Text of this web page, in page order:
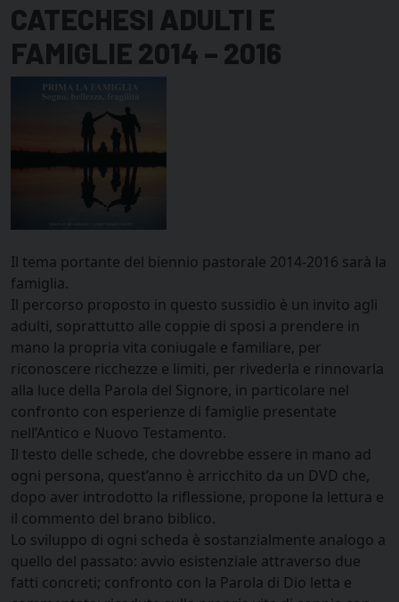
CATECHESI ADULTI E
FAMIGLIE 2014 – 2016
Il tema portante del biennio pastorale 2014-2016 sarà la
famiglia.
Il percorso proposto in questo sussidio è un invito agli
adulti, soprattutto alle coppie di sposi a prendere in
mano la propria vita coniugale e familiare, per
riconoscere ricchezze e limiti, per rivederla e rinnovarla
alla luce della Parola del Signore, in particolare nel
confronto con esperienze di famiglie presentate
nell’Antico e Nuovo Testamento.
Il testo delle schede, che dovrebbe essere in mano ad
ogni persona, quest’anno è arricchito da un DVD che,
dopo aver introdotto la riflessione, propone la lettura e
il commento del brano biblico.
Lo sviluppo di ogni scheda è sostanzialmente analogo a
quello del passato: avvio esistenziale attraverso due
fatti concreti; confronto con la Parola di Dio letta e